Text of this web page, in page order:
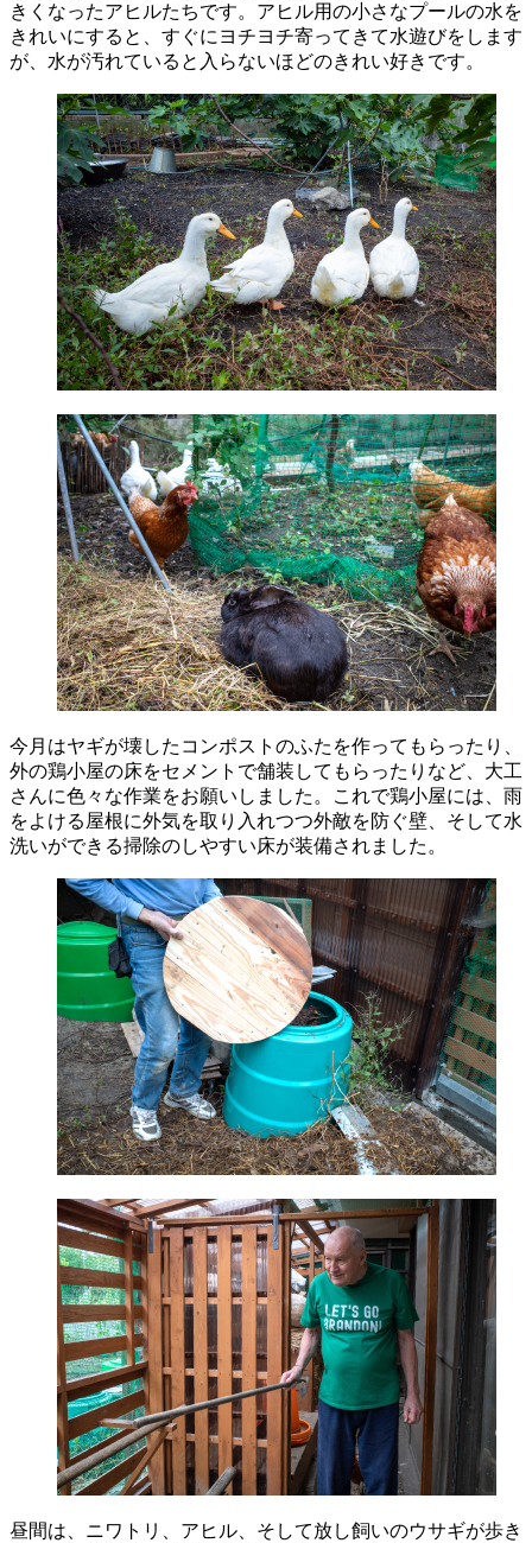
きくなったアヒルたちです。アヒル用の小さなプールの水を
きれいにすると、すぐにヨチヨチ寄ってきて水遊びをします
が、水が汚れていると入らないほどのきれい好きです。
今月はヤギが壊したコンポストのふたを作ってもらったり、
外の鶏小屋の床をセメントで舗装してもらったりなど、大工
さんに色々な作業をお願いしました。これで鶏小屋には、雨
をよける屋根に外気を取り入れつつ外敵を防ぐ壁、そして水
洗いができる掃除のしやすい床が装備されました。
昼間は、ニワトリ、アヒル、そして放し飼いのウサギが歩き